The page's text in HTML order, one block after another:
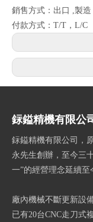
銷售方式：出口 ,製造
付款方式：T/T，L/C
銢鎰精機有限公
銢鎰精機有限公司，
永先生創辦，至今三
一”的經營理念延續至
廠內機械不斷更新設
已有20台CNC走刀式